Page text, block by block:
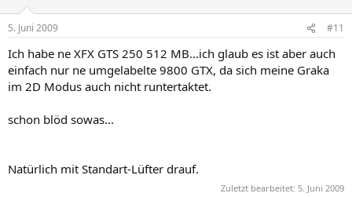
5. Juni 2009 #11
Ich habe ne XFX GTS 250 512 MB...ich glaub es ist aber auch
einfach nur ne umgelabelte 9800 GTX, da sich meine Graka
im 2D Modus auch nicht runtertaktet.
schon blöd sowas...
Natürlich mit Standart-Lüfter drauf.
Zuletzt bearbeitet: 5. Juni 2009